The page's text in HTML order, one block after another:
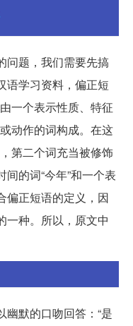
问题，我们需要先搞
语学习资料，偏正短
一个表示性质、特征
动作的词构成。在这
第二个词充当被修饰
间的词“今年”和一个表
偏正短语的定义，因
一种。所以，原文中
幽默的口吻回答：“是